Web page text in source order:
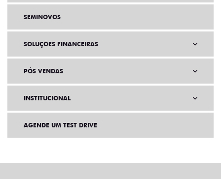
SEMINOVOS
SOLUÇÕES FINANCEIRAS
PÓS VENDAS
INSTITUCIONAL
AGENDE UM TEST DRIVE